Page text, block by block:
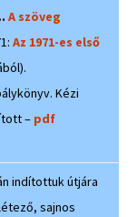
A szöveg
Az 1971-es első
Kézi
– pdf
indítottuk útjára
sajnos